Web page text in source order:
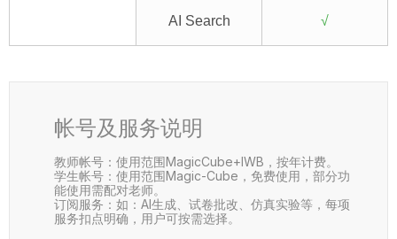
AI Search √
帐号及服务说明
教师帐号：使用范围MagicCube+IWB，按年计费。
学生帐号：使用范围Magic-Cube，免费使用，部分功
能使用需配对老师。
订阅服务：如：AI生成、试卷批改、仿真实验等，每项
服务扣点明确，用户可按需选择。